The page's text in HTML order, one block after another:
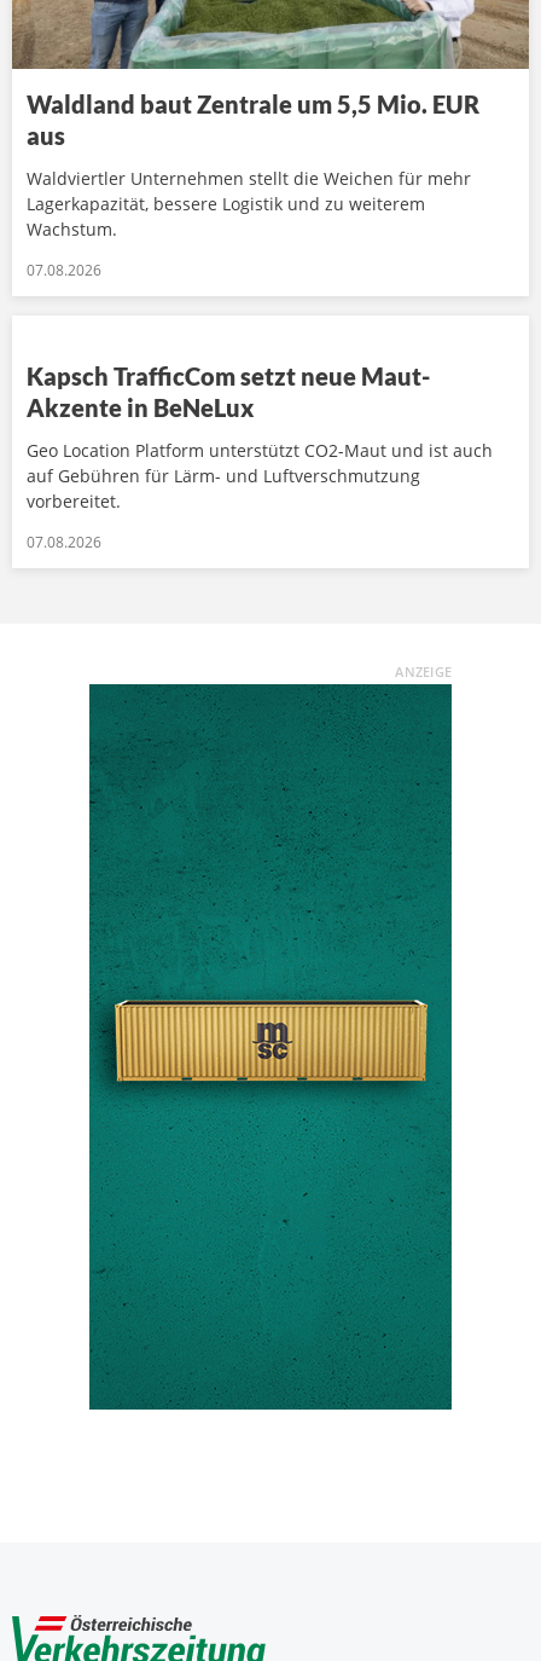
Waldland baut Zentrale um 5,5 Mio. EUR
aus
Waldviertler Unternehmen stellt die Weichen für mehr
Lagerkapazität, bessere Logistik und zu weiterem
Wachstum.
07.08.2026
Kapsch TrafficCom setzt neue Maut-
Akzente in BeNeLux
Geo Location Platform unterstützt CO2-Maut und ist auch
auf Gebühren für Lärm- und Luftverschmutzung
vorbereitet.
07.08.2026
ANZEIGE